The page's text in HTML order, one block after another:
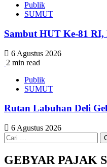
Publik
SUMUT
Sambut HUT Ke-81
6 Agustus 2026
2 min read
Publik
SUMUT
Rutan Labuhan Deli
6 Agustus 2026
Cari
untuk:
GEBYAR PAJAK